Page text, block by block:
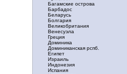
Багамские острова
Барбадос
Беларусь
Болгария
Великобритания
Венесуэла
Греция
Доминика
Доминиканская рспб.
Египет
Израиль
Индонезия
Испания